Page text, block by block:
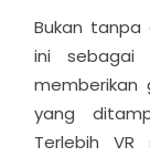
Bukan tanpa
ini sebagai
memberikan
yang
Terlebih VR